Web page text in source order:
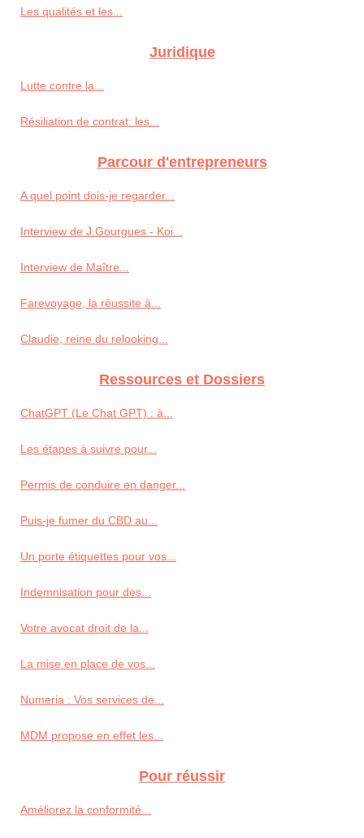
Les qualités et les...
Juridique
Lutte contre la...
Résiliation de contrat: les...
Parcour d'entrepreneurs
A quel point dois-je regarder...
Interview de J.Gourgues - Koi...
Interview de Maître...
Farevoyage, la réussite à...
Claudie, reine du relooking...
Ressources et Dossiers
ChatGPT (Le Chat GPT) : à...
Les étapes à suivre pour...
Permis de conduire en danger...
Puis-je fumer du CBD au...
Un porte étiquettes pour vos...
Indemnisation pour des...
Votre avocat droit de la...
La mise en place de vos...
Numeria : Vos services de...
MDM propose en effet les...
Pour réussir
Améliorez la conformité...